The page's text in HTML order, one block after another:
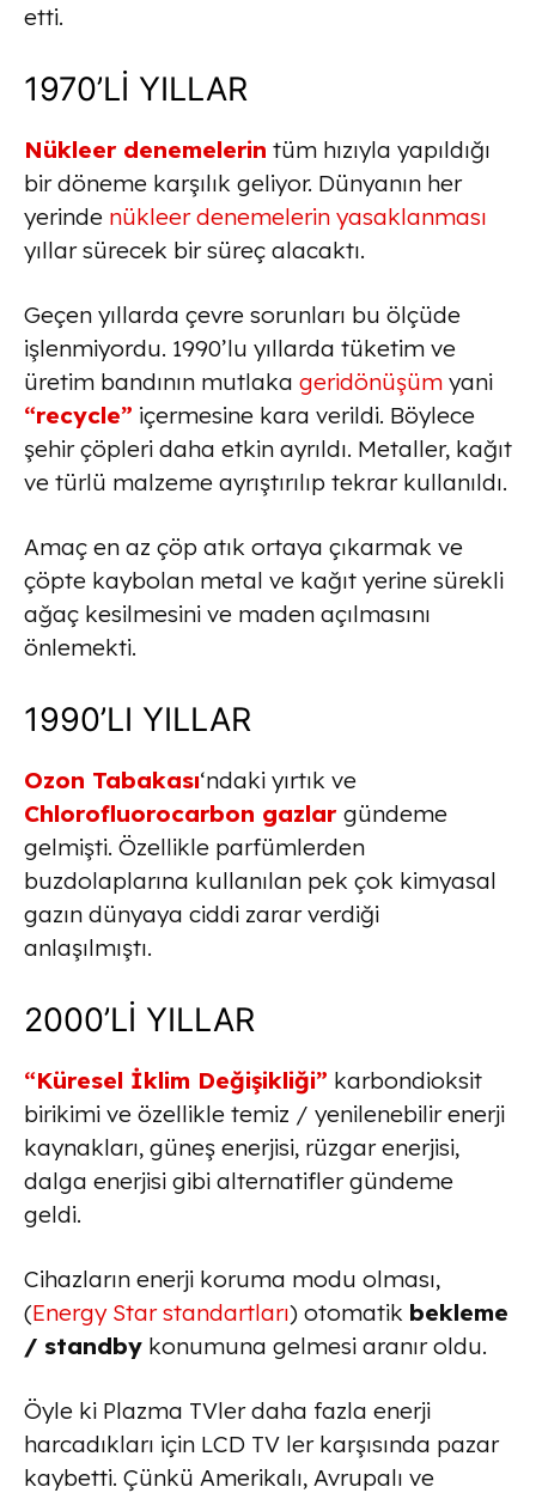
etti.
1970’Lİ YILLAR
Nükleer denemelerin tüm hızıyla yapıldığı
bir döneme karşılık geliyor. Dünyanın her
yerinde nükleer denemelerin yasaklanması
yıllar sürecek bir süreç alacaktı.
Geçen yıllarda çevre sorunları bu ölçüde
işlenmiyordu. 1990’lu yıllarda tüketim ve
üretim bandının mutlaka geridönüşüm yani
“recycle” içermesine kara verildi. Böylece
şehir çöpleri daha etkin ayrıldı. Metaller, kağıt
ve türlü malzeme ayrıştırılıp tekrar kullanıldı.
Amaç en az çöp atık ortaya çıkarmak ve
çöpte kaybolan metal ve kağıt yerine sürekli
ağaç kesilmesini ve maden açılmasını
önlemekti.
1990’LI YILLAR
Ozon Tabakası‘ndaki yırtık ve
Chlorofluorocarbon gazlar gündeme
gelmişti. Özellikle parfümlerden
buzdolaplarına kullanılan pek çok kimyasal
gazın dünyaya ciddi zarar verdiği
anlaşılmıştı.
2000’Lİ YILLAR
“Küresel İklim Değişikliği” karbondioksit
birikimi ve özellikle temiz / yenilenebilir enerji
kaynakları, güneş enerjisi, rüzgar enerjisi,
dalga enerjisi gibi alternatifler gündeme
geldi.
Cihazların enerji koruma modu olması,
(Energy Star standartları) otomatik bekleme
/ standby konumuna gelmesi aranır oldu.
Öyle ki Plazma TVler daha fazla enerji
harcadıkları için LCD TV ler karşısında pazar
kaybetti. Çünkü Amerikalı, Avrupalı ve